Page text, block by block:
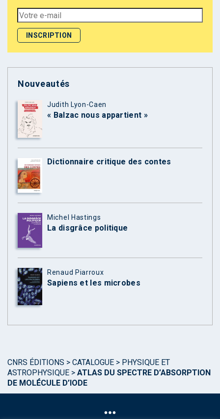
Nouveautés
Judith Lyon-Caen
« Balzac nous appartient »
Dictionnaire critique des contes
Michel Hastings
La disgrâce politique
Renaud Piarroux
Sapiens et les microbes
CNRS ÉDITIONS > CATALOGUE > PHYSIQUE ET
ASTROPHYSIQUE > ATLAS DU SPECTRE D’ABSORPTION
DE MOLÉCULE D’IODE